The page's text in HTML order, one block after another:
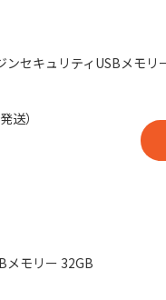
セキュリティUSBメモリ
送）
メモリー 32GB